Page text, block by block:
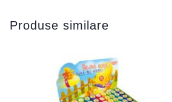
Produse similare